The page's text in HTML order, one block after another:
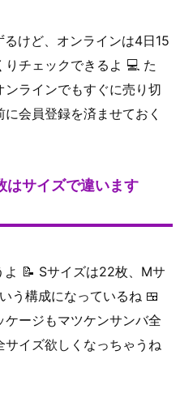
けど、オンラインは4日15
チェックできるよ 💻 た
ラインでもすぐに売り切
会員登録を済ませておく
はサイズで違います
📝 Sサイズは22枚、Mサ
う構成になっているね 🍱
ージもマツケンサンバ全
イズ欲しくなっちゃうね